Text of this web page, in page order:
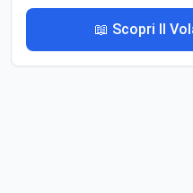
📖 Scopri Il